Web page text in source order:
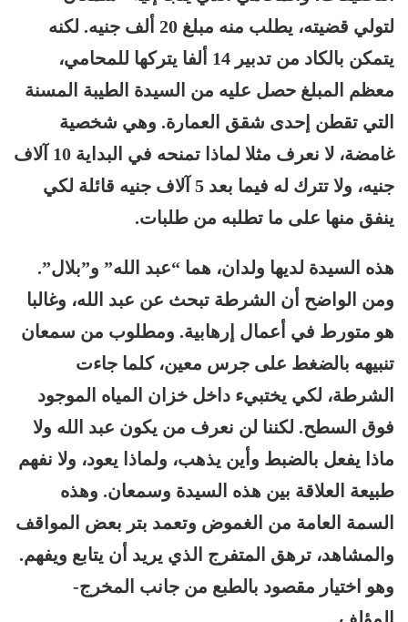
لتولي قضيته، يطلب منه مبلغ 20 ألف جنيه. لكنه
يتمكن بالكاد من تدبير 14 ألفا يتركها للمحامي،
معظم المبلغ حصل عليه من السيدة الطيبة المسنة
التي تقطن إحدى شقق العمارة. وهي شخصية
غامضة، لا نعرف مثلا لماذا تمنحه في البداية 10 آلاف
جنيه، ولا تترك له فيما بعد 5 آلاف جنيه قائلة لكي
ينفق منها على ما تطلبه من طلبات.
هذه السيدة لديها ولدان، هما “عبد الله” و”بلال”.
ومن الواضح أن الشرطة تبحث عن عبد الله، وغالبا
هو متورط في أعمال إرهابية. ومطلوب من سمعان
تنبيهه بالضغط على جرس معين، كلما جاءت
الشرطة، لكي يختبيء داخل خزان المياه الموجود
فوق السطح. لكننا لن نعرف من يكون عبد الله ولا
ماذا يفعل بالضبط وأين يذهب، ولماذا يعود، ولا نفهم
طبيعة العلاقة بين هذه السيدة وسمعان. وهذه
السمة العامة من الغموض وتعمد بتر بعض المواقف
والمشاهد، ترهق المتفرج الذي يريد أن يتابع ويفهم.
وهو اختيار مقصود بالطبع من جانب المخرج-